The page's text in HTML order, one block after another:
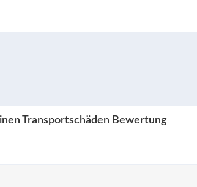
Transportschäden Bewertung